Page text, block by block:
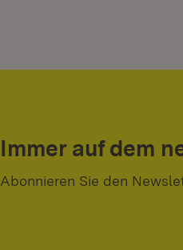
Immer auf dem
Abonnieren Sie den